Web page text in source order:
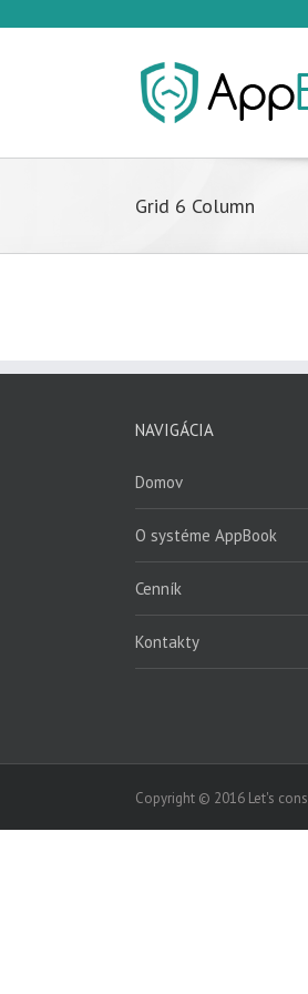
Grid 6 Column
NAVIGÁCIA
Domov
O systéme AppBook
Cenník
Kontakty
Copyright © 2016 Let's